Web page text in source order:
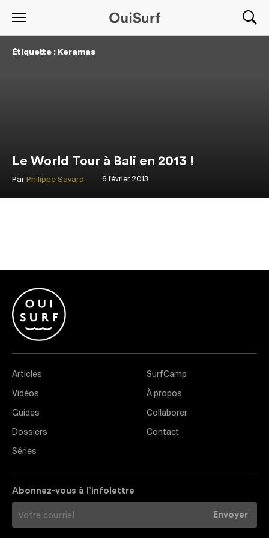
Étiquette : Keramas
Le World Tour à Bali en 2013 !
6 février 2013
Par Philippe Savard
Articles
Vidéos
Guides
Dossiers
Séries
SurfCamp
À propos
Collaborer
Contact
Abonnez-vous à l’infolettre